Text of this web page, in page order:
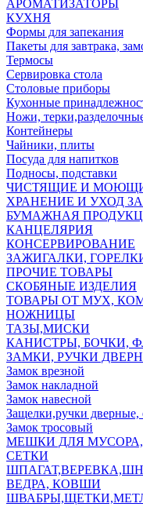
АРОМАТИЗАТОРЫ
КУХНЯ
Формы для запекания
Пакеты для завтрака,
Термосы
Сервировка стола
Столовые приборы
Кухонные
Ножи,
Контейнеры
Чайники, плиты
Посуда для напитков
Подносы, подставки
ЧИСТЯЩИЕ И
ХРАНЕНИЕ И УХОД
БУМАЖНАЯ
КАНЦЕЛЯРИЯ
КОНСЕРВИРОВАНИЕ
ЗАЖИГАЛКИ,
ПРОЧИЕ ТОВАРЫ
СКОБЯНЫЕ ИЗДЕЛИЯ
ТОВАРЫ ОТ МУХ,
НОЖНИЦЫ
ТАЗЫ,МИСКИ
КАНИСТРЫ, БОЧКИ,
ЗАМКИ, РУЧКИ
Замок врезной
Замок накладной
Замок навесной
Защелки,ручки дверные,
Замок тросовый
МЕШКИ ДЛЯ
СЕТКИ
ВЕДРА, КОВШИ